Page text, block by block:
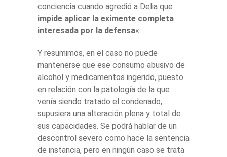
conciencia cuando agredió a Delia que
impide aplicar la eximente completa
interesada por la defensa«.
Y resumimos, en el caso no puede
mantenerse que ese consumo abusivo de
alcohol y medicamentos ingerido, puesto
en relación con la patología de la que
venía siendo tratado el condenado,
supusiera una alteración plena y total de
sus capacidades. Se podrá hablar de un
descontrol severo como hace la sentencia
de instancia, pero en ningún caso se trata